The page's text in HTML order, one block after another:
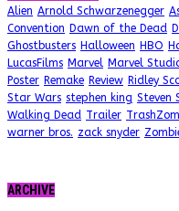
Alien Arnold Schwarzenegger
Convention Dawn of the Dead
Ghostbusters Halloween HBO
LucasFilms Marvel Marvel
Poster Remake Review Ridley
Star Wars stephen king Steven
Walking Dead Trailer
warner bros. zack snyder
ARCHIVE